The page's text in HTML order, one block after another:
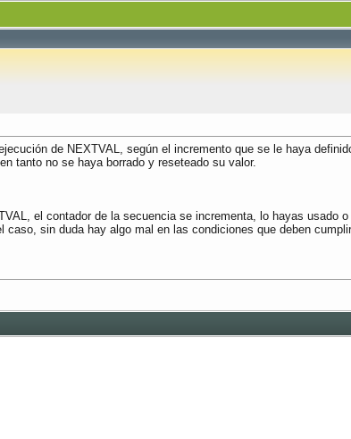
de NEXTVAL, según el incremento que se le haya
tanto no se haya borrado y reseteado su valor.
el contador de la secuencia se incrementa, lo hayas usado
sin duda hay algo mal en las condiciones que deben